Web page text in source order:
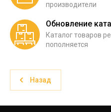
производители
Обновление
Каталог товаров
пополняется
Назад